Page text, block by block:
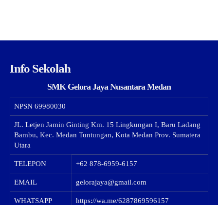
Info Sekolah
SMK Gelora Jaya Nusantara Medan
NPSN 69980030
JL. Letjen Jamin Ginting Km. 15 Lingkungan I, Baru Ladang
Bambu, Kec. Medan Tuntungan, Kota Medan Prov. Sumatera
Utara
TELEPON +62 878-6959-6157
EMAIL gelorajaya@gmail.com
WHATSAPP https://wa.me/6287869596157